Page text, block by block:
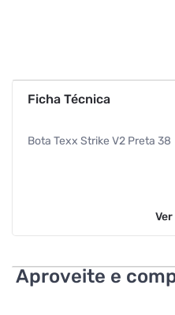
Ficha Técnica
Bota Texx Strike V2 Preta 38
Ver
Aproveite e